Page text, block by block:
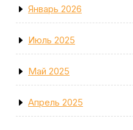
Январь 2026
Июль 2025
Май 2025
Апрель 2025